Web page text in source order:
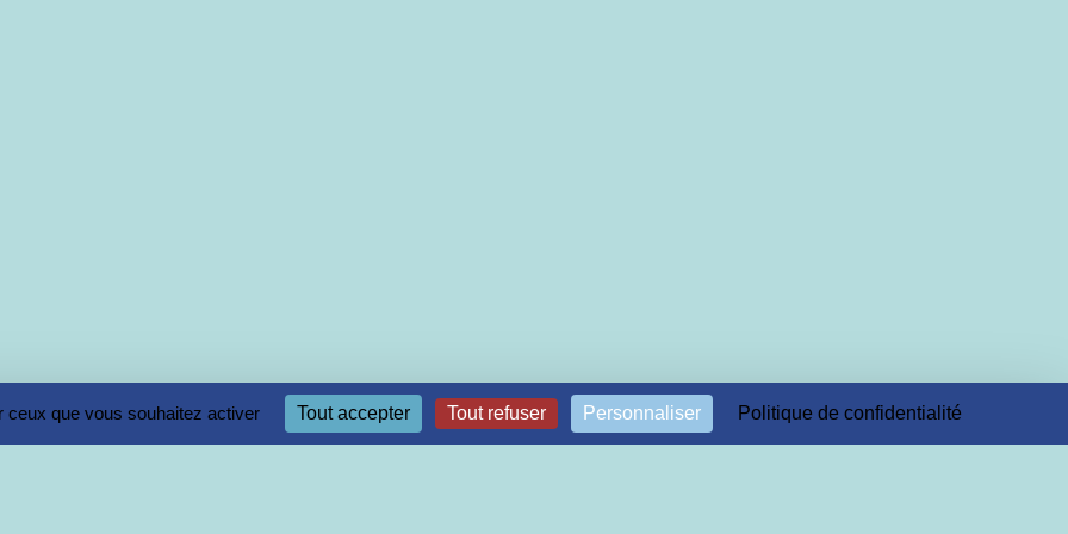
ceux que vous souhaitez activer Tout accepter Tout refuser Personnaliser Politique de confidentialité